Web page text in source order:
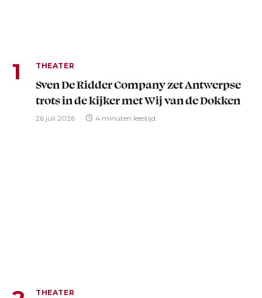
THEATER
Sven De Ridder Company zet Antwerpse
trots in de kijker met Wij van de Dokken
26 juli 2026 4 minuten leestijd
THEATER